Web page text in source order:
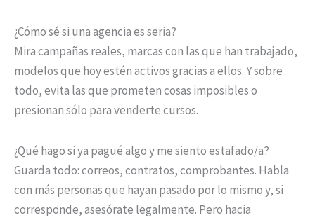
¿Cómo sé si una agencia es seria?
Mira campañas reales, marcas con las que han trabajado,
modelos que hoy estén activos gracias a ellos. Y sobre
todo, evita las que prometen cosas imposibles o
presionan sólo para venderte cursos.
¿Qué hago si ya pagué algo y me siento estafado/a?
Guarda todo: correos, contratos, comprobantes. Habla
con más personas que hayan pasado por lo mismo y, si
corresponde, asesórate legalmente. Pero hacia